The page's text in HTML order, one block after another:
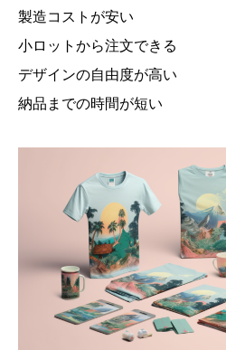
製造コストが安い
小ロットから注文できる
デザインの自由度が高い
納品までの時間が短い